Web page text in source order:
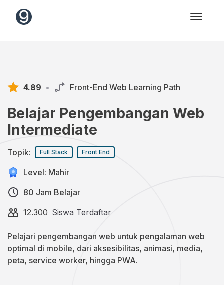
4.89 • Front-End Web Learning Path
Belajar Pengembangan Web
Intermediate
Topik: Full Stack Front End
Level: Mahir
80 Jam Belajar
12.300 Siswa Terdaftar
Pelajari pengembangan web untuk pengalaman web
optimal di mobile, dari aksesibilitas, animasi, media,
peta, service worker, hingga PWA.